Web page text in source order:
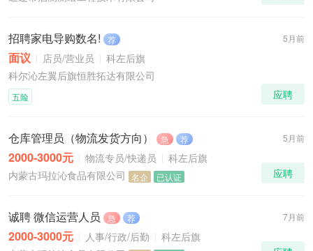
5月前
招聘家电导购数名! 荐
面议 店员/营业员
科左后旗
科尔沁左翼后旗恒胜拓达有限公司
应聘
五险
5月前
仓库管理员（物流发货方向） 急 荐
2000-3000元 物流专员/快递员
科左后旗
内蒙古玛拉沁食品有限公司 名企 已认证 应聘
7月前
诚聘 微信运营人员 急 荐
2000-3000元 人事/行政/后勤
科左后旗